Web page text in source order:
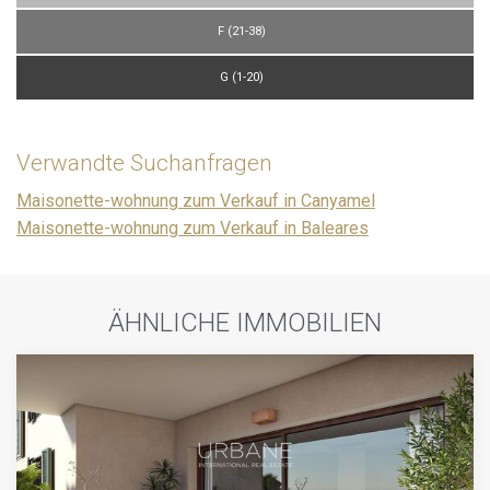
F (21-38)
G (1-20)
Verwandte Suchanfragen
Maisonette-wohnung zum Verkauf in Canyamel
Maisonette-wohnung zum Verkauf in Baleares
ÄHNLICHE IMMOBILIEN